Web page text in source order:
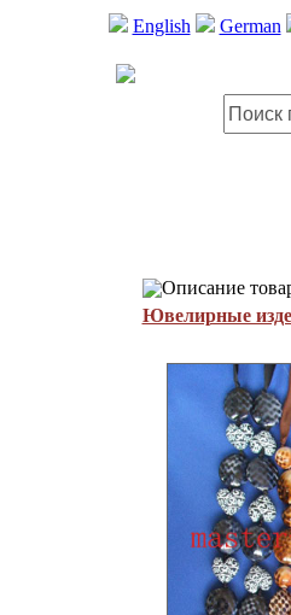
English German
Описание
Ювелирные